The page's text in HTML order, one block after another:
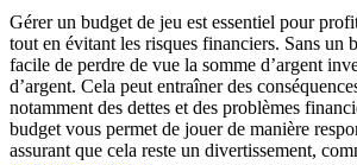
Gérer un budget de jeu est essentiel pour
tout en évitant les risques financiers. Sans un
facile de perdre de vue la somme d’argent
d’argent. Cela peut entraîner des
notamment des dettes et des problèmes
budget vous permet de jouer de manière
assurant que cela reste un divertissement,